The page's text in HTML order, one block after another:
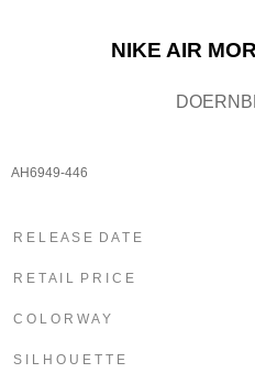
NIKE AIR
AH6949-446
R E L E A S E D A T E
R E T A I L P R I C E
C O L O R W A Y
S I L H O U E T T E